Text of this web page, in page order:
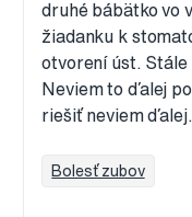
druhé bábätko vo
žiadanku k
otvorení úst. Stále
Neviem to ďalej
riešiť neviem
Bolesť zubov